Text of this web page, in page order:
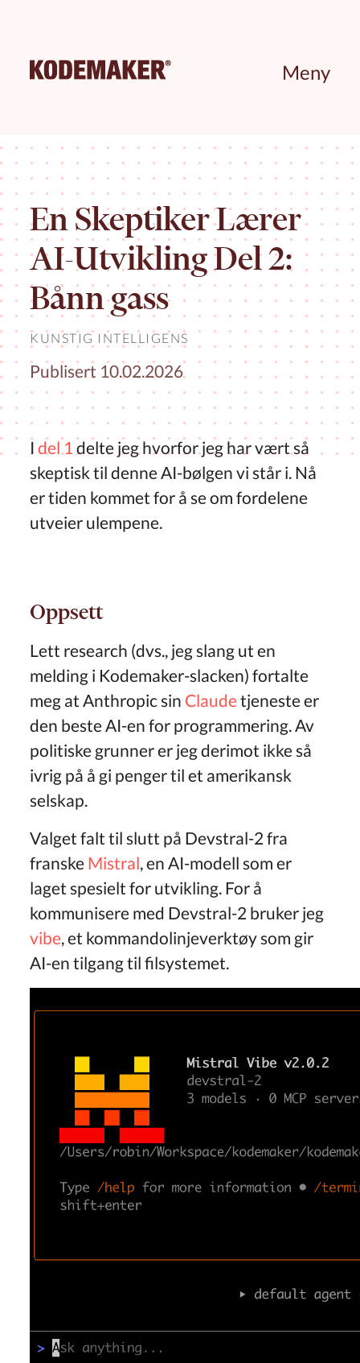
Meny
En Skeptiker Lærer
AI-Utvikling Del 2:
Bånn gass
KUNSTIG INTELLIGENS
Publisert 10.02.2026
Idel 1 delte jeg hvorfor jeg har vært så
skeptisk til denne AI-bølgen vi står i. Nå
er tiden kommet for å se om fordelene
utveier ulempene.
Oppsett
Lett research (dvs., jeg slang ut en
melding i Kodemaker-slacken) fortalte
meg at Anthropic sin Claude tjeneste er
den beste AI-en for programmering. Av
politiske grunner er jeg derimot ikke så
ivrig på å gi penger til et amerikansk
selskap.
Valget falt til slutt på Devstral-2 fra
franske Mistral, en AI-modell som er
laget spesielt for utvikling. For å
kommunisere med Devstral-2 bruker jeg
vibe, et kommandolinjeverktøy som gir
AI-en tilgang til filsystemet.